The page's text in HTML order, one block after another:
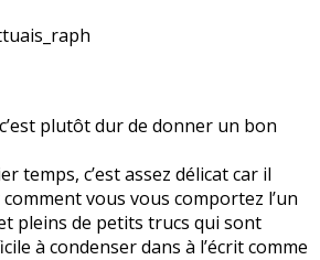
plutôt dur de donner un bon
temps, c’est assez délicat car il
vous vous comportez l’un
pleins de petits trucs qui sont
à condenser dans à l’écrit comme